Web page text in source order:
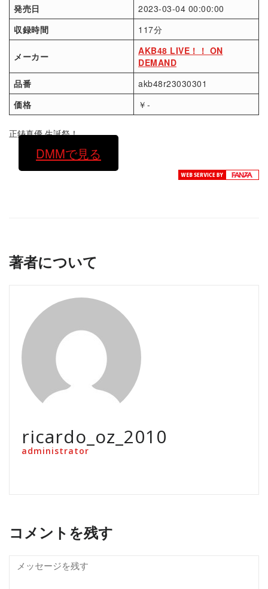
発売日
2023-03-04 00:00:00
収録時間
117分
メーカー
AKB48 LIVE！！ ON
DEMAND
品番
akb48r23030301
価格
￥-
正鋳真優 生誕祭！
DMMで見る
著者について
ricardo_oz_2010
administrator
コメントを残す